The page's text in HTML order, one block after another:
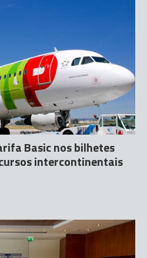
Basic nos bilhetes
intercontinentais